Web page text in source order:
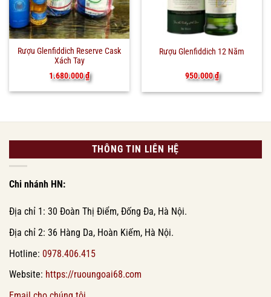
Rượu Glenfiddich Reserve Cask
Xách Tay
1.680.000₫
Rượu Glenfiddich 12 Năm
950.000₫
THÔNG TIN LIÊN HỆ
Chi nhánh HN:
Địa chỉ 1: 30 Đoàn Thị Điểm, Đống Đa, Hà Nội.
Địa chỉ 2: 36 Hàng Da, Hoàn Kiếm, Hà Nội.
Hotline: 0978.406.415
Website: https://ruoungoai68.com